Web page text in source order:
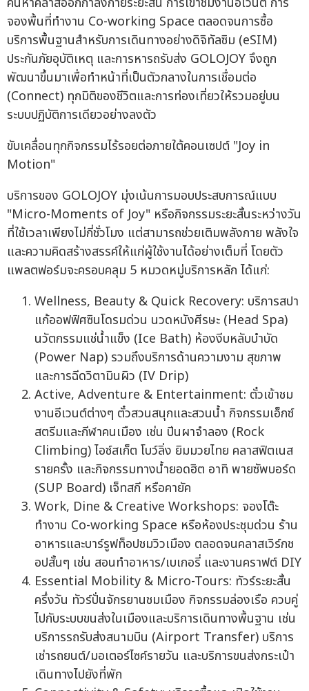
จองพื้นที่ทำงาน Co-working Space ตลอดจนการซื้อ
บริการพื้นฐานสำหรับการเดินทางอย่างดิจิทัลซิม (eSIM)
ประกันภัยอุบัติเหตุ และการหารถรับส่ง GOLOJOY จึงถูก
พัฒนาขึ้นมาเพื่อทำหน้าที่เป็นตัวกลางในการเชื่อมต่อ
(Connect) ทุกมิติของชีวิตและการท่องเที่ยวให้รวมอยู่บน
ระบบปฏิบัติการเดียวอย่างลงตัว
ขับเคลื่อนทุกกิจกรรมไร้รอยต่อภายใต้คอนเซปต์ "Joy in
Motion"
บริการของ GOLOJOY มุ่งเน้นการมอบประสบการณ์แบบ
"Micro-Moments of Joy" หรือกิจกรรมระยะสั้นระหว่างวัน
ที่ใช้เวลาเพียงไม่กี่ชั่วโมง แต่สามารถช่วยเติมพลังกาย พลังใจ
และความคิดสร้างสรรค์ให้แก่ผู้ใช้งานได้อย่างเต็มที่ โดยตัว
แพลตฟอร์มจะครอบคลุม 5 หมวดหมู่บริการหลัก ได้แก่:
Wellness, Beauty & Quick Recovery: บริการสปา
แก้ออฟฟิศซินโดรมด่วน นวดหนังศีรษะ (Head Spa)
นวัตกรรมแช่น้ำแข็ง (Ice Bath) ห้องงีบหลับบำบัด
(Power Nap) รวมถึงบริการด้านความงาม สุขภาพ
และการฉีดวิตามินผิว (IV Drip)
Active, Adventure & Entertainment: ตั๋วเข้าชม
งานอีเวนต์ต่างๆ ตั๋วสวนสนุกและสวนน้ำ กิจกรรมเอ็กซ์
สตรีมและกีฬาคนเมือง เช่น ปีนผาจำลอง (Rock
Climbing) ไอซ์สเก็ต โบว์ลิ่ง ยิมมวยไทย คลาสฟิตเนส
รายครั้ง และกิจกรรมทางน้ำยอดฮิต อาทิ พายซัพบอร์ด
(SUP Board) เจ็ทสกี หรือคายัค
Work, Dine & Creative Workshops: จองโต๊ะ
ทำงาน Co-working Space หรือห้องประชุมด่วน ร้าน
อาหารและบาร์รูฟท็อปชมวิวเมือง ตลอดจนคลาสเวิร์กช
อปสั้นๆ เช่น สอนทำอาหาร/เบเกอรี่ และงานคราฟต์ DIY
Essential Mobility & Micro-Tours: ทัวร์ระยะสั้น
ครึ่งวัน ทัวร์ปั่นจักรยานชมเมือง กิจกรรมล่องเรือ ควบคู่
ไปกับระบบขนส่งในเมืองและบริการเดินทางพื้นฐาน เช่น
บริการรถรับส่งสนามบิน (Airport Transfer) บริการ
เช่ารถยนต์/มอเตอร์ไซค์รายวัน และบริการขนส่งกระเป๋า
เดินทางไปยังที่พัก